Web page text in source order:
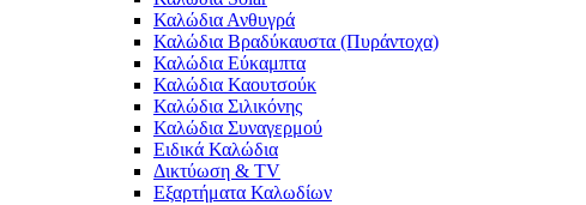
Καλώδια Ανθυγρά
Καλώδια Βραδύκαυστα (Πυράντοχα)
Καλώδια Εύκαμπτα
Καλώδια Καουτσούκ
Καλώδια Σιλικόνης
Καλώδια Συναγερμού
Ειδικά Καλώδια
Δικτύωση & TV
Εξαρτήματα Καλωδίων